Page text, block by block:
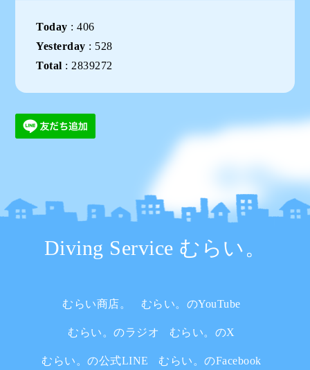
Today :406
Yesterday : 528
Total : 2839272
Diving Service むらい。
むらい商店。 むらい。のYouTube
むらい。のラジオ むらい。のX
むらい。の公式LINE むらい。のFacebook